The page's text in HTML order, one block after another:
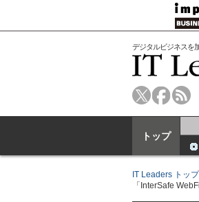
デジタルビジネスを
トップ
IT Leaders トップ
「InterSafe